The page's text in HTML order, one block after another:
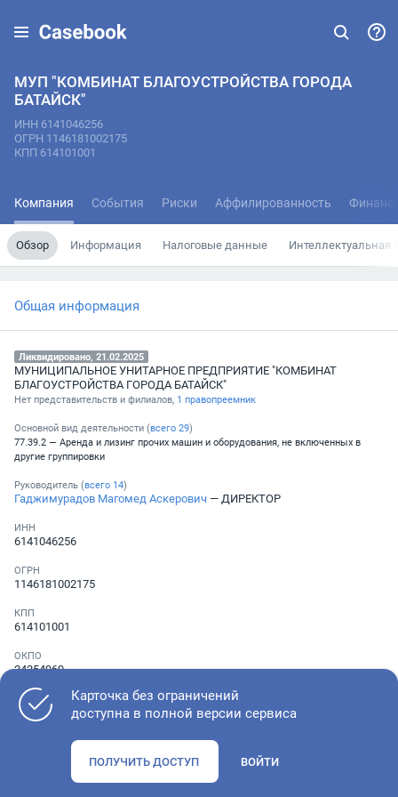
МУП "КОМБИНАТ БЛАГОУСТРОЙСТВА ГОРОДА
БАТАЙСК"
ИНН 6141046256
ОГРН 1146181002175
КПП 614101001
Компания События Риски Аффилированность
Обзор Информация Налоговые данные Интеллектуальная
Общая информация
Ликвидировано, 21.02.2025
МУНИЦИПАЛЬНОЕ УНИТАРНОЕ ПРЕДПРИЯТИЕ "КОМБИНАТ
БЛАГОУСТРОЙСТВА ГОРОДА БАТАЙСК"
Нет представительств и филиалов, 1 правопреемник
Основной вид деятельности (всего 29)
77.39.2 — Аренда и лизинг прочих машин и оборудования, не включенных в
другие группировки
Руководитель (всего 14)
Гаджимурадов Магомед Аскерович — ДИРЕКТОР
ИНН
6141046256
ОГРН
1146181002175
КПП
614101001
ОКПО
24254969
Телефон
Не указан
Как оценить состояние компании
Карточка без ограничений
доступна в полной версии сервиса
ПОЛУЧИТЬ ДОСТУП ВОЙТИ